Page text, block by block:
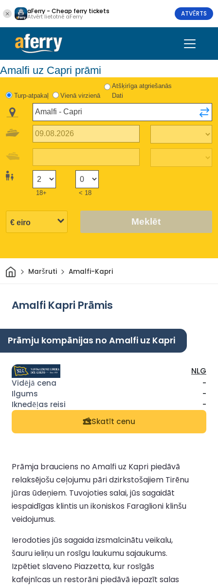
aFerry - Cheap ferry tickets
Atvērt lietotnē aFerry ATVĒRTS
Amalfi uz Capri prāmi
Turp-atpakaļ Vienā virzienā
Atšķirīga atgriešanās
Dati
18+ < 18
Meklēt
Sākums
Maršruti Amalfi-Kapri
Amalfi Kapri Prāmis
Prāmju kompānijas no Amalfi uz Kapri
NLG
-
-
-
Skatīt cenu
Prāmja brauciens no Amalfi uz Kapri piedāvā
relaksējošu ceļojumu pāri dzirkstošajiem Tirēnu
jūras ūdeņiem. Tuvojoties salai, jūs sagaidāt
iespaidīgas klintis un ikoniskos Faraglioni klinšu
veidojumus.
Ierodoties jūs sagaida izsmalcinātu veikalu,
šauru ieliņu un rosīgu laukumu sajaukums.
Izpētiet slaveno Piazzetta, kur rosīgās
kafejnīcas un restorāni piedāvā iepazīt salas